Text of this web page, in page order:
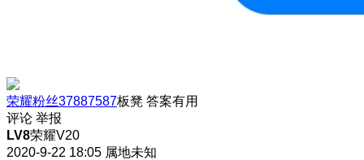
荣耀粉丝37887587板凳 答案有用
评论 举报
LV8荣耀V20
2020-9-22 18:05 属地未知